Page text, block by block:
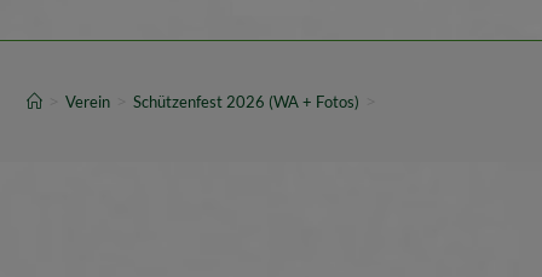
Verein Schützenfest 2026 (WA + Fotos)